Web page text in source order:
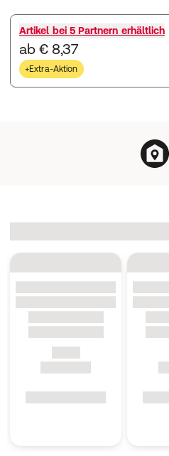
Artikel bei 5 Partnern erhältlich
ab € 8,37
+Extra-Aktion